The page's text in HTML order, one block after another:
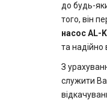
до будь-
того, він
насос AL-
та надійно
З
служити